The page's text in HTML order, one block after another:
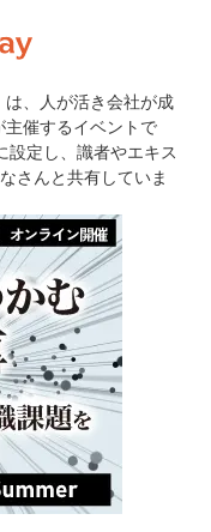
、人が活き会社が成
催するイベントで
設定し、識者やエキス
さんと共有していま